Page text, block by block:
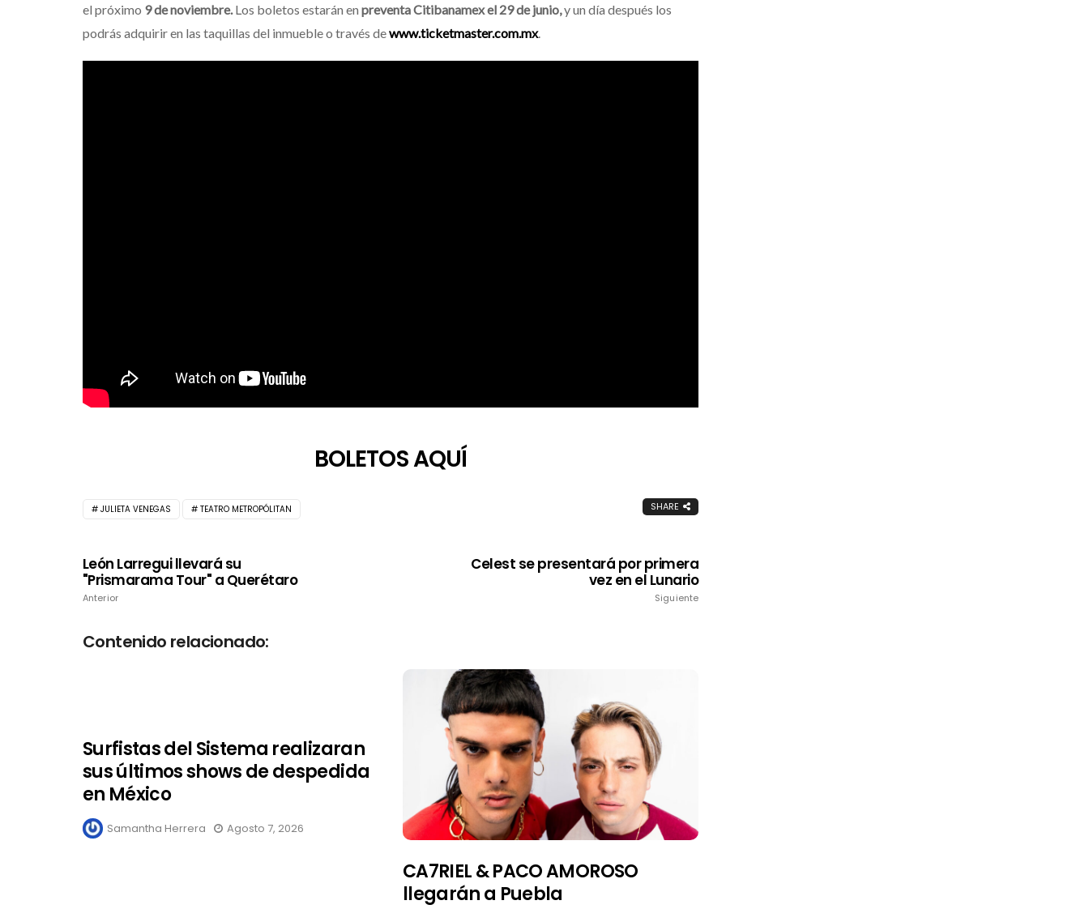
el próximo 9 de noviembre. Los boletos estarán en preventa Citibanamex el 29 de junio,y un día después los
podrás adquirir en las taquillas del inmueble o través dewww.ticketmaster.com.mx.
BOLETOS AQUÍ
JULIETA VENEGAS TEATRO METROPÓLITAN SHARE
León Larregui llevará su
"Prismarama Tour" a Querétaro
Anterior
Celest se presentará por primera
vez en el Lunario
Siguiente
Contenido relacionado:
Surfistas del Sistema realizaran
sus últimos shows de despedida
en México
Samantha Herrera Agosto 7, 2026
CA7RIEL & PACO AMOROSO
llegarán a Puebla